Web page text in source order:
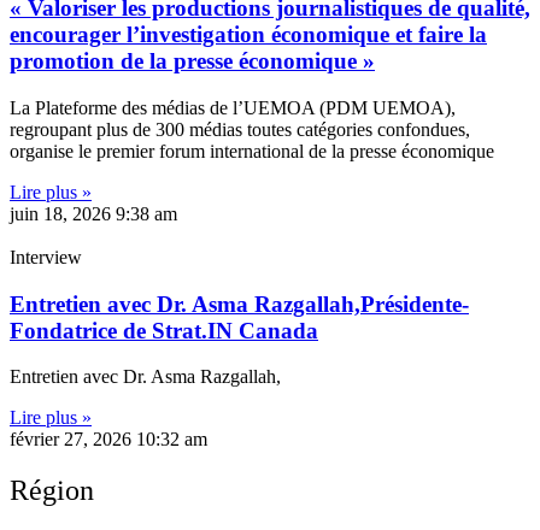
« Valoriser les productions journalistiques de qualité,
encourager l’investigation économique et faire la
promotion de la presse économique »
La Plateforme des médias de l’UEMOA (PDM UEMOA),
regroupant plus de 300 médias toutes catégories confondues,
organise le premier forum international de la presse économique
Lire plus »
juin 18, 2026 9:38 am
Interview
Entretien avec Dr. Asma Razgallah,Présidente-
Fondatrice de Strat.IN Canada
Entretien avec Dr. Asma Razgallah,
Lire plus »
février 27, 2026 10:32 am
Région